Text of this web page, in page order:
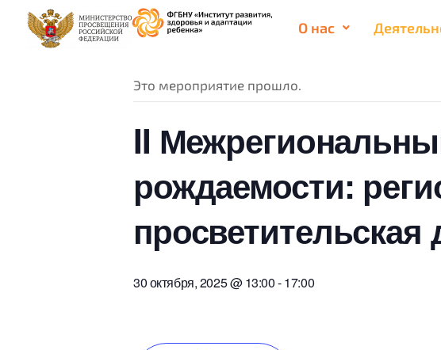
О нас
« Все Мероприятия
Это мероприятие прошло.
II
рождаемости:
просветительская
30 октября, 2025 @ 13:00-17:00